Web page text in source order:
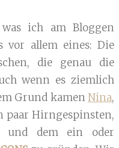
ich am Bloggen
vor allem eines: Die
die genau die
wenn es ziemlich
Grund kamenNina,
paar Hirngespinsten,
und dem ein oder